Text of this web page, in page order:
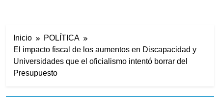
Inicio
POLÍTICA
El impacto fiscal de los aumentos en Discapacidad y
Universidades que el oficialismo intentó borrar del
Presupuesto